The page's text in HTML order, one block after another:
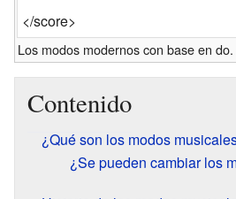
</score>
Los modos modernos con base en do.
Contenido
¿Qué son los modos
¿Se pueden cambiar los